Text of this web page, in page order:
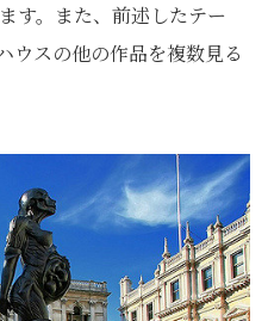
す。また、前述したテー
ウスの他の作品を複数見る